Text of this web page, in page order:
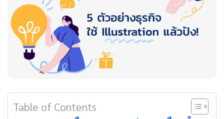
Table of Contents